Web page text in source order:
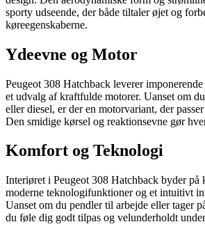
sporty udseende, der både tiltaler øjet og
køreegenskaberne.
Ydeevne og Motor
Peugeot 308 Hatchback leverer
et udvalg af kraftfulde motorer. Uanset om
eller diesel, er der en motorvariant, der
Den smidige kørsel og reaktionsevne gør
Komfort og Teknologi
Interiøret i Peugeot 308 Hatchback byder på
moderne teknologifunktioner og et intuitivt
Uanset om du pendler til arbejde eller tager
du føle dig godt tilpas og velunderholdt